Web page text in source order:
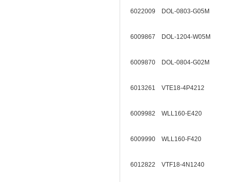
6022009 DOL-0803-G05M
6009867 DOL-1204-W05M
6009870 DOL-0804-G02M
6013261 VTE18-4P4212
6009982 WLL160-E420
6009990 WLL160-F420
6012822 VTF18-4N1240